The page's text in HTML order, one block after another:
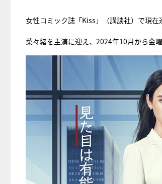
女性コミック誌「Kiss」（講談社）で現
菜々緒を主演に迎え、2024年10月から金